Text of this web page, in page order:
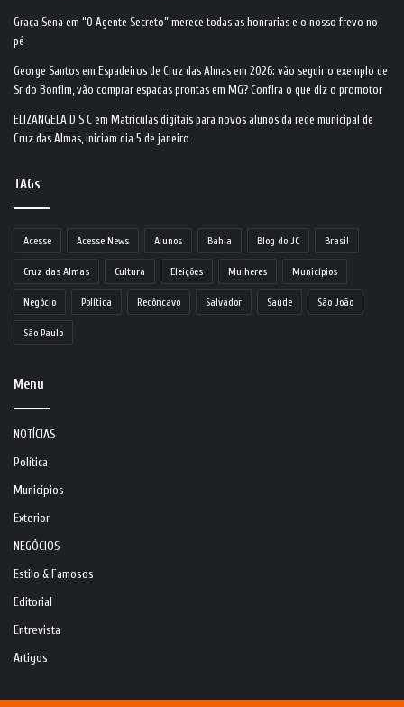
Graça Sena em “O Agente Secreto” merece todas as honrarias e o nosso frevo no
pé
George Santos em Espadeiros de Cruz das Almas em 2026: vão seguir o exemplo de
Sr do Bonfim, vão comprar espadas prontas em MG? Confira o que diz o promotor
ELIZANGELA D S C em Matrículas digitais para novos alunos da rede municipal de
Cruz das Almas, iniciam dia 5 de janeiro
TAGs
Acesse Acesse News Alunos Bahia Blog do JC Brasil
Cruz das Almas Cultura Eleições Mulheres Municípios
Negócio Política Recôncavo Salvador Saúde São João
São Paulo
Menu
NOTÍCIAS
Política
Municípios
Exterior
NEGÓCIOS
Estilo & Famosos
Editorial
Entrevista
Artigos